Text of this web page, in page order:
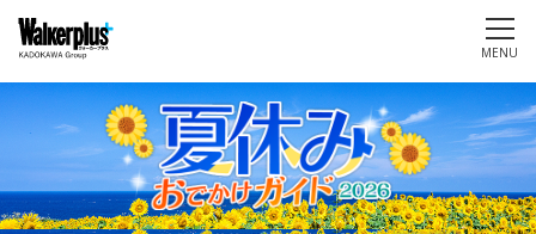
MENU